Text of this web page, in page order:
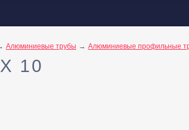
Алюминиевые трубы Алюминиевые профильные
10